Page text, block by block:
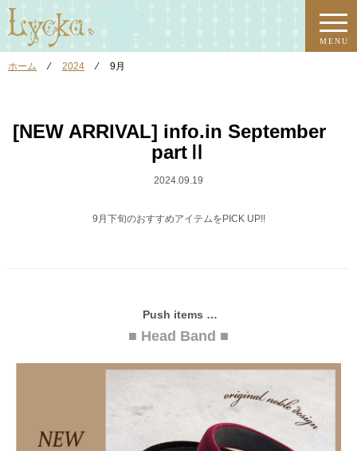
MENU
ホーム ⁄ 2024 ⁄ 9月
[NEW ARRIVAL] info.in September
partⅡ
2024.09.19
9月下旬のおすすめアイテムをPICK UP!!
Push items …
■ Head Band ■